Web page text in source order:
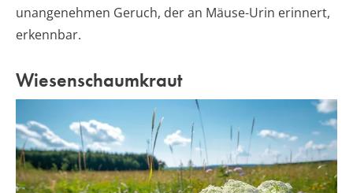
unangenehmen Geruch, der an Mäuse-Urin erinnert,
erkennbar.
Wiesenschaumkraut